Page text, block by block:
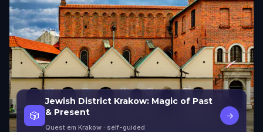
🎲
Jewish District Krakow: Magic of Past
& Present
Quest em Kraków · self-guided
→